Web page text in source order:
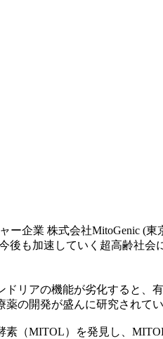
ー企業 株式会社MitoGenic (東
後も加速していく超高齢社会
リアの機能が劣化すると、
の開発が盛んに研究されてい
（MITOL）を発見し、